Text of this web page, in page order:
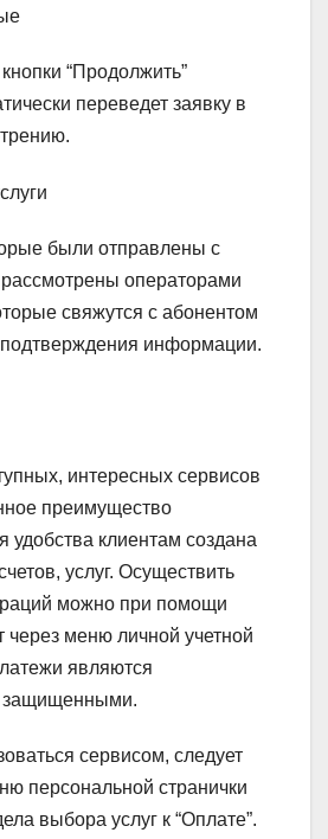
“Продолжить”
переведет заявку в
были отправлены с
рассмотрены операторами
свяжутся с абонентом
подтверждения информации.
интересных сервисов
преимущество
удобства клиентам создана
услуг. Осуществить
можно при помощи
через меню личной учетной
являются
защищенными.
сервисом, следует
персональной странички
выбора услуг к “Оплате”.